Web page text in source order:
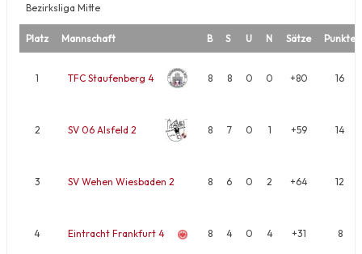
Bezirksliga Mitte
Platz Mannschaft B S U N Sätze Punkte
1 TFC Staufenberg 4 8 8 0 0 +80 16
2 SV 06 Alsfeld 2 8 7 0 1 +59 14
3 SV Wehen Wiesbaden 2 8 6 0 2 +64 12
4 Eintracht Frankfurt 4 8 4 0 4 +31 8